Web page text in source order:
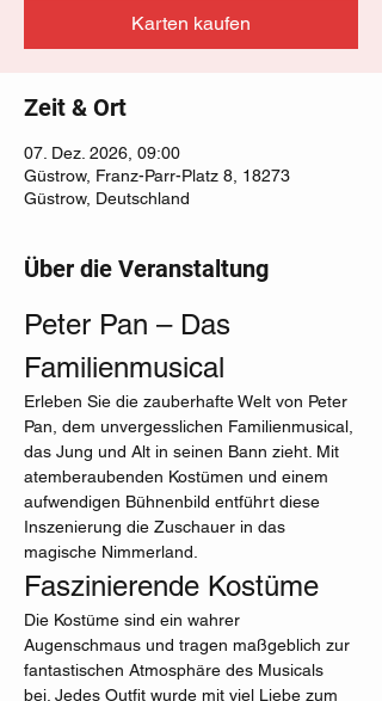
Karten kaufen
Zeit & Ort
07. Dez. 2026, 09:00
Güstrow, Franz-Parr-Platz 8, 18273
Güstrow, Deutschland
Über die Veranstaltung
Peter Pan – Das
Familienmusical
Erleben Sie die zauberhafte Welt von Peter
Pan, dem unvergesslichen Familienmusical,
das Jung und Alt in seinen Bann zieht. Mit
atemberaubenden Kostümen und einem
aufwendigen Bühnenbild entführt diese
Inszenierung die Zuschauer in das
magische Nimmerland.
Faszinierende Kostüme
Die Kostüme sind ein wahrer
Augenschmaus und tragen maßgeblich zur
fantastischen Atmosphäre des Musicals
bei. Jedes Outfit wurde mit viel Liebe zum